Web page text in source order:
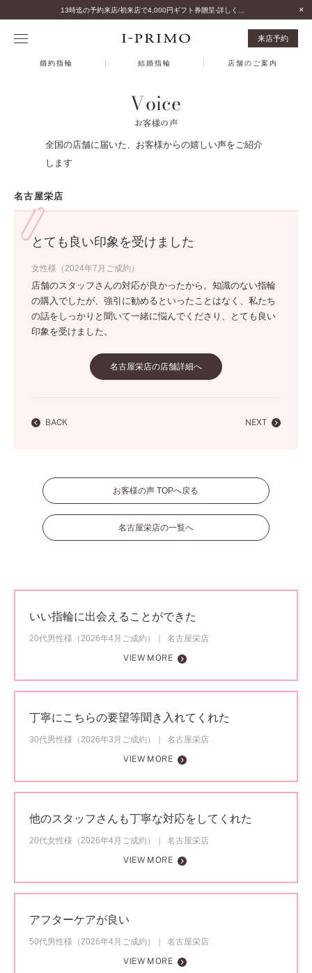
来店予約
婚約指輪 結婚指輪 店舗のご案内
Voice
お客様の声
全国の店舗に届いた、お客様からの嬉しい声をご紹介
します
名古屋栄店
とても良い印象を受けました
女性様（2024年7月ご成約）
店舗のスタッフさんの対応が良かったから。知識のない指輪
の購入でしたが、強引に勧めるといったことはなく、私たち
の話をしっかりと聞いて一緒に悩んでくださり、とても良い
印象を受けました。
名古屋栄店の店舗詳細へ
BACK NEXT
お客様の声 TOPへ戻る
名古屋栄店の一覧へ
いい指輪に出会えることができた
20代男性様（2026年4月ご成約）
名古屋栄店
VIEW MORE
丁寧にこちらの要望等聞き入れてくれた
30代男性様（2026年3月ご成約）
名古屋栄店
VIEW MORE
他のスタッフさんも丁寧な対応をしてくれた
20代女性様（2026年4月ご成約）
名古屋栄店
VIEW MORE
アフターケアが良い
50代男性様（2026年4月ご成約）
名古屋栄店
VIEW MORE